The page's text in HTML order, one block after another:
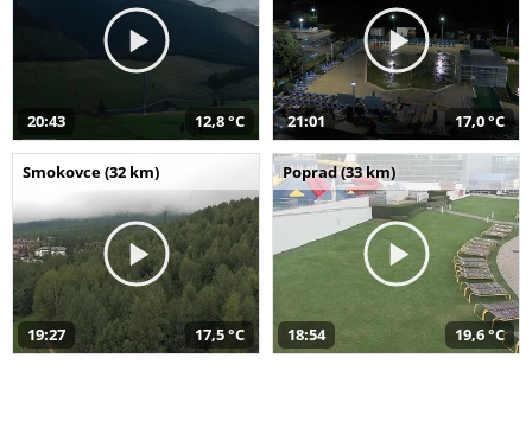
20:43 12,8 °C 21:01 17,0 °C
Smokovce (32 km)
19:27 17,5 °C
Poprad (33 km)
18:54 19,6 °C